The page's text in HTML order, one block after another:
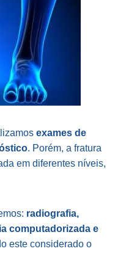
exames de
. Porém, a fratura
em diferentes níveis,
radiografia,
computadorizada e
este considerado o